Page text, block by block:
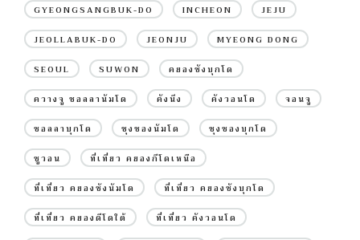
GYEONGSANGBUK-DO INCHEON JEJU
JEOLLABUK-DO JEONJU MYEONG DONG
SEOUL SUWON คยองซังบุกโด
ควางจู ชอลลานัมโด คังนึง คังวอนโด จอนจู
ชอลลาบุกโด ชุงชองนัมโด ชุงชองบุกโด
ซูวอน ที่เที่ยว คยองกีโดเหนือ
ที่เที่ยว คยองซังนัมโด ที่เที่ยว คยองซังบุกโด
ที่เที่ยว คยองดีโดใต้ ที่เที่ยว คังวอนโด